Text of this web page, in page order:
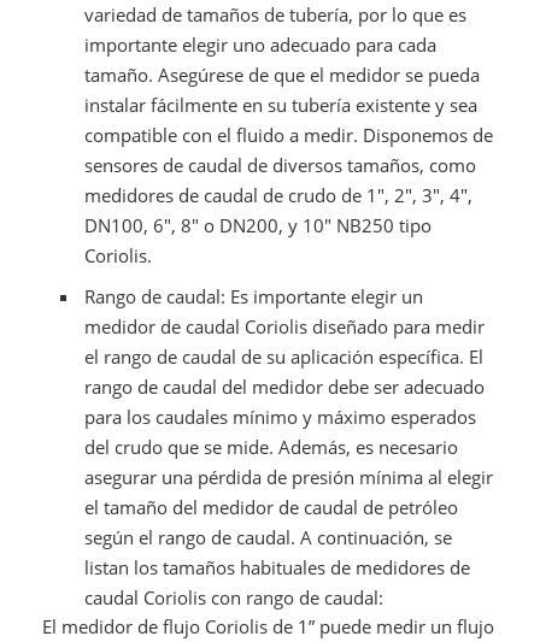
variedad de tamaños de tubería, por lo que es
importante elegir uno adecuado para cada
tamaño. Asegúrese de que el medidor se pueda
instalar fácilmente en su tubería existente y sea
compatible con el fluido a medir. Disponemos de
sensores de caudal de diversos tamaños, como
medidores de caudal de crudo de 1", 2", 3", 4",
DN100, 6", 8" o DN200, y 10" NB250 tipo
Coriolis.
Rango de caudal: Es importante elegir un
medidor de caudal Coriolis diseñado para medir
el rango de caudal de su aplicación específica. El
rango de caudal del medidor debe ser adecuado
para los caudales mínimo y máximo esperados
del crudo que se mide. Además, es necesario
asegurar una pérdida de presión mínima al elegir
el tamaño del medidor de caudal de petróleo
según el rango de caudal. A continuación, se
listan los tamaños habituales de medidores de
caudal Coriolis con rango de caudal:
El medidor de flujo Coriolis de 1” puede medir un flujo